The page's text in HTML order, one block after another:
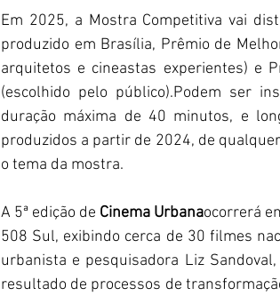
Em 2025, a Mostra Competitiva vai
produzido em Brasília, Prêmio de
arquitetos e cineastas experientes) e
(escolhido pelo público).Podem ser
duração máxima de 40 minutos, e
produzidos a partir de 2024, de
o tema da mostra.
A 5ª edição de Cinema Urbanaocorrerá
508 Sul, exibindo cerca de 30 filmes
urbanista e pesquisadora Liz
resultado de processos de